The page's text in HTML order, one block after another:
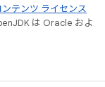
ンテンツ ライセンス
は Oracle およ